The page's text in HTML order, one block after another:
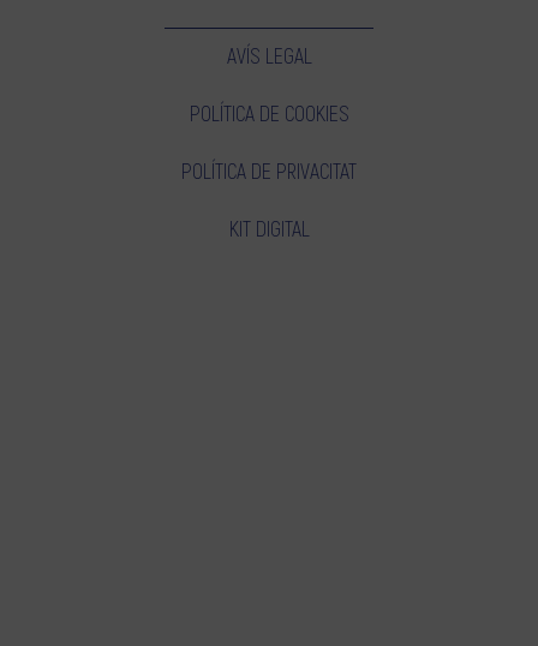
AVÍS LEGAL
POLÍTICA DE COOKIES
POLÍTICA DE PRIVACITAT
KIT DIGITAL